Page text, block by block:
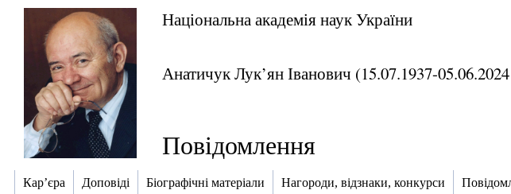
Національна академія наук України
Анатичук Лук’ян Іванович (15.07.1937-
Повідомлення
Кар’єра Доповіді Біографічні матеріали Нагороди, відзнаки, конкурси